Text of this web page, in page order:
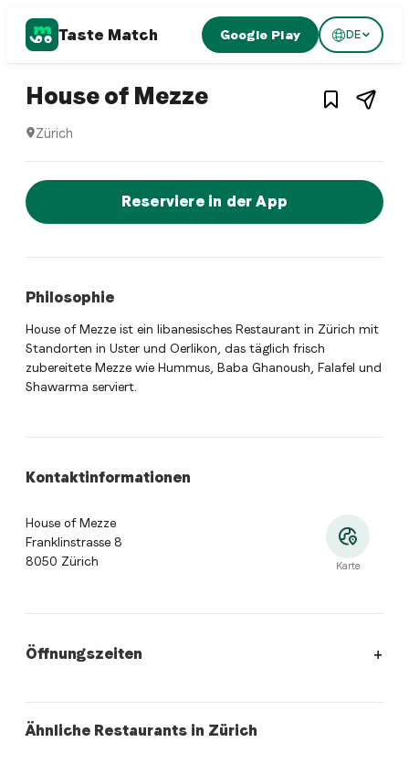
Taste Match Google Play DE
Lebanese restaurant 1 3
House of Mezze– Restaurant in
Zürich
Jetzt sofort einen Tisch
Reserviere in der App
Philosophie
House of Mezze ist ein libanesisches Restaurant in Zürich mit
Standorten in Uster und Oerlikon, das täglich frisch
zubereitete Mezze wie Hummus, Baba Ghanoush, Falafel und
Shawarma serviert.
Kontaktinformationen
House of Mezze
Franklinstrasse 8
8050 Zürich
Karte
Öffnungszeiten
Ähnliche Restaurants in Zürich
tibetan
Tibet Stubä - Wollishofen
lebanese